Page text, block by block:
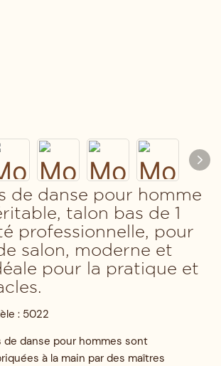
de danse pour homme
talon bas de 1
professionnelle, pour
salon, moderne et
pour la pratique et
: 5022
de danse pour hommes sont
à la main par des maîtres